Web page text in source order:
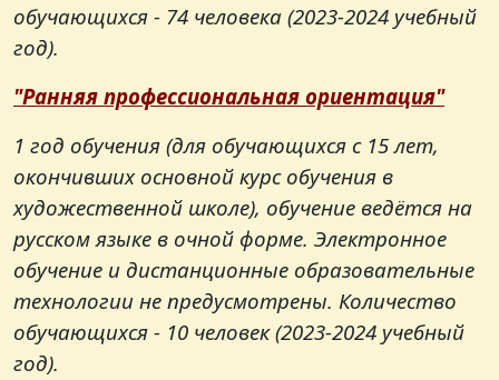
обучающихся - 74 человека (2023-2024 учебный
год).
"Ранняя профессиональная ориентация"
1 год обучения (для обучающихся с 15 лет,
окончивших основной курс обучения в
художественной школе), обучение ведётся на
русском языке в очной форме. Электронное
обучение и дистанционные образовательные
технологии не предусмотрены. Количество
обучающихся - 10 человек (2023-2024 учебный
год).